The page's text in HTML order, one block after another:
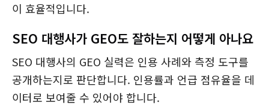
이 효율적입니다.
SEO 대행사가 GEO도 잘하는지 어떻게 아나요
SEO 대행사의 GEO 실력은 인용 사례와 측정 도구를
공개하는지로 판단합니다. 인용률과 언급 점유율을 데
이터로 보여줄 수 있어야 합니다.